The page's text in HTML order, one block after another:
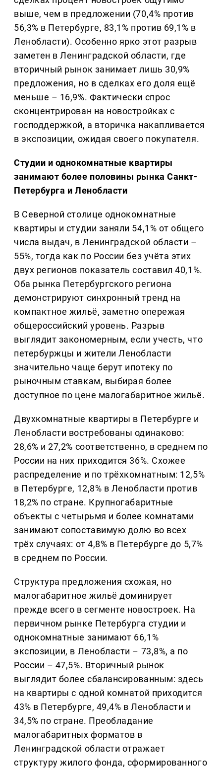
выше, чем в предложении (70,4% против
56,3% в Петербурге, 83,1% против 69,1% в
Ленобласти). Особенно ярко этот разрыв
заметен в Ленинградской области, где
вторичный рынок занимает лишь 30,9%
предложения, но в сделках его доля ещё
меньше – 16,9%. Фактически спрос
сконцентрирован на новостройках с
господдержкой, а вторичка накапливается
в экспозиции, ожидая своего покупателя.
Студии и однокомнатные квартиры
занимают более половины рынка Санкт-
Петербурга и Ленобласти
В Северной столице однокомнатные
квартиры и студии заняли 54,1% от общего
числа выдач, в Ленинградской области –
55%, тогда как по России без учёта этих
двух регионов показатель составил 40,1%.
Оба рынка Петербургского региона
демонстрируют синхронный тренд на
компактное жильё, заметно опережая
общероссийский уровень. Разрыв
выглядит закономерным, если учесть, что
петербуржцы и жители Ленобласти
значительно чаще берут ипотеку по
рыночным ставкам, выбирая более
доступное по цене малогабаритное жильё.
Двухкомнатные квартиры в Петербурге и
Ленобласти востребованы одинаково:
28,6% и 27,2% соответственно, в среднем по
России на них приходится 36%. Схожее
распределение и по трёхкомнатным: 12,5%
в Петербурге, 12,8% в Ленобласти против
18,2% по стране. Крупногабаритные
объекты с четырьмя и более комнатами
занимают сопоставимую долю во всех
трёх случаях: от 4,8% в Петербурге до 5,7%
в среднем по России.
Структура предложения схожая, но
малогабаритное жильё доминирует
прежде всего в сегменте новостроек. На
первичном рынке Петербурга студии и
однокомнатные занимают 66,1%
экспозиции, в Ленобласти – 73,8%, а по
России – 47,5%. Вторичный рынок
выглядит более сбалансированным: здесь
на квартиры с одной комнатой приходится
43% в Петербурге, 49,4% в Ленобласти и
34,5% по стране. Преобладание
малогабаритных форматов в
Ленинградской области отражает
структуру жилого фонда, сформированного